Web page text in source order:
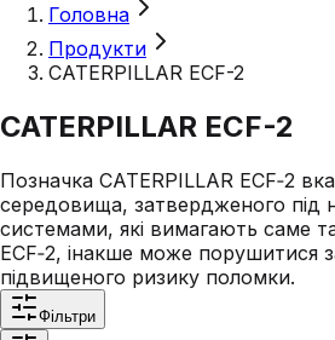
Головна
Продукти
CATERPILLAR ECF-2
CATERPILLAR ECF-2
Позначка CATERPILLAR ECF‑2
середовища, затвердженого під
системами, які вимагають саме
ECF‑2, інакше може порушитися
підвищеного ризику поломки.
Фільтри